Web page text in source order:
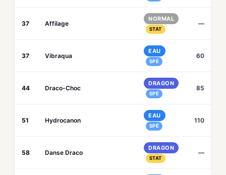
37 Affilage
NORMAL
STAT
—
37 Vibraqua
EAU
SPÉ
60
44 Draco-Choc
DRAGON
SPÉ
85
51 Hydrocanon
EAU
SPÉ
110
58 Danse Draco
DRAGON
STAT
—